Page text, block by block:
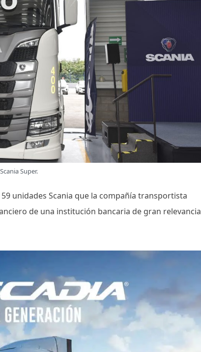
Scania Super.
unidades Scania que la compañía transportista
de una institución bancaria de gran relevancia